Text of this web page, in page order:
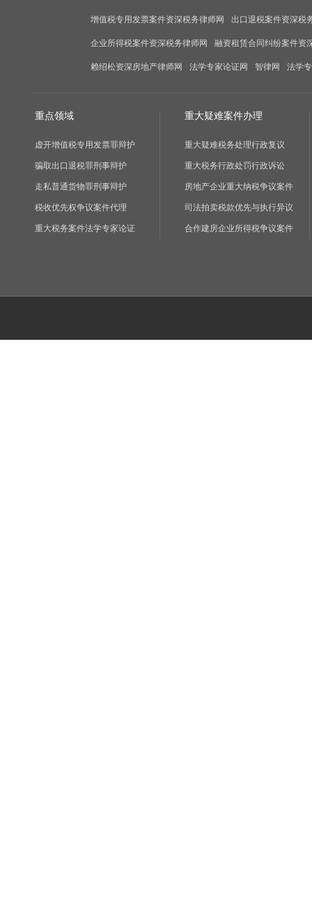
增值税专用发票案件资深税务律师网 出口退税案件资深税
企业所得税案件资深税务律师网 融资租赁合同纠纷案件资
赖绍松资深房地产律师网 法学专家论证网 智律网 法学
重点领域
虚开增值税专用发票罪辩护
骗取出口退税罪刑事辩护
走私普通货物罪刑事辩护
税收优先权争议案件代理
重大税务案件法学专家论证
重大疑难案件办理
重大疑难税务处理行政复议
重大税务行政处罚行政诉讼
房地产企业重大纳税争议案件
司法拍卖税款优先与执行异议
合作建房企业所得税争议案件